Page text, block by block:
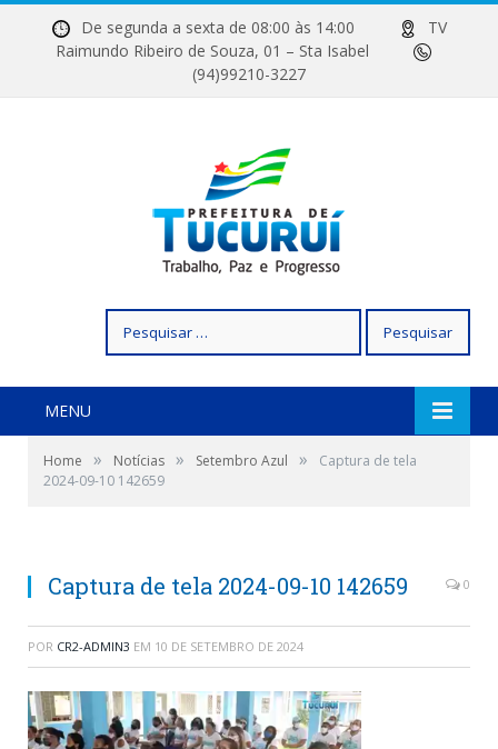
De segunda a sexta de 08:00 às 14:00
TV
Raimundo Ribeiro de Souza, 01 – Sta Isabel
(94)99210-3227
por:
MENU
Home » Notícias » Setembro Azul »
Captura de tela
2024-09-10 142659
Captura de tela 2024-09-10 142659 0
POR CR2-ADMIN3 EM 10 DE SETEMBRO DE 2024